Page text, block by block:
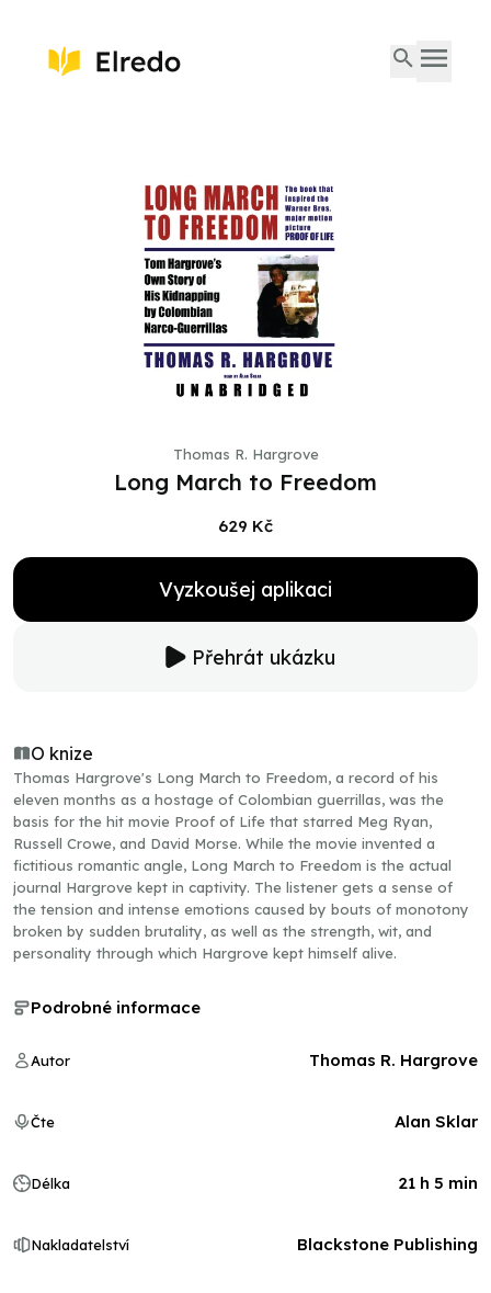
Thomas R. Hargrove
Long March to Freedom
629 Kč
Vyzkoušej aplikaci
Přehrát ukázku
O knize
Thomas Hargrove's Long March to Freedom, a record of his
eleven months as a hostage of Colombian guerrillas, was the
basis for the hit movie Proof of Life that starred Meg Ryan,
Russell Crowe, and David Morse. While the movie invented a
fictitious romantic angle, Long March to Freedom is the actual
journal Hargrove kept in captivity. The listener gets a sense of
the tension and intense emotions caused by bouts of monotony
broken by sudden brutality, as well as the strength, wit, and
personality through which Hargrove kept himself alive.
Podrobné informace
Autor Thomas R. Hargrove
Čte Alan Sklar
Délka 21 h 5 min
Nakladatelství Blackstone Publishing